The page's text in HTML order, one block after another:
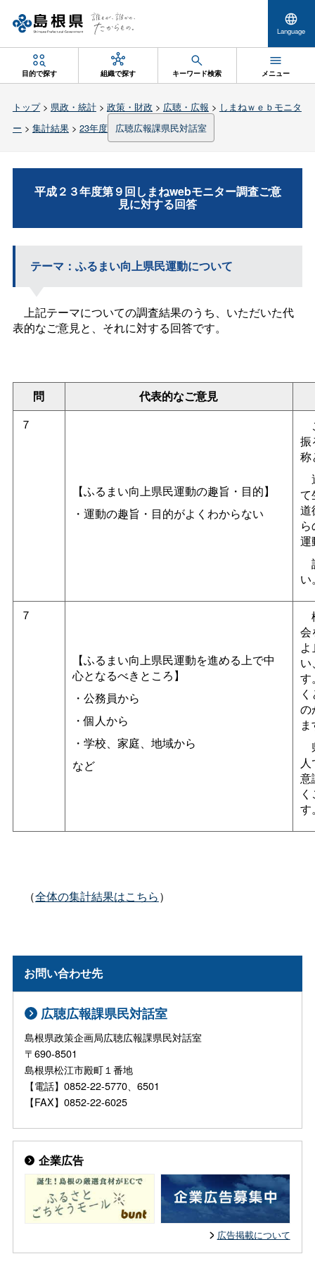
Language
目的で探す 組織で探す キーワード検索 メニュー
トップ> 県政・統計> 政策・財政 > 広聴・広報 > しまねｗｅｂモニタ
ー > 集計結果> 23年度 広聴広報課県民対話室
平成２３年度第９回しまねwebモニター調査ご意
見に対する回答
テーマ：ふるまい向上県民運動について
上記テーマについての調査結果のうち、いただいた代
表的なご意見と、それに対する回答です。
問
代表的なご意見
７
【ふるまい向上県民運動の趣旨・目的】
・運動の趣旨・目的がよくわからない
振
称
て
道
運
い
７
【ふるまい向上県民運動を進める上で中
心となるべきところ】
・公務員から
・個人から
・学校、家庭、地域から
など
会
い
す
の
意
す
（全体の集計結果はこちら）
お問い合わせ先
広聴広報課県民対話室
島根県政策企画局広聴広報課県民対話室
〒690-8501
島根県松江市殿町１番地
【電話】0852-22-5770、6501
【FAX】0852-22-6025
企業広告
広告掲載について